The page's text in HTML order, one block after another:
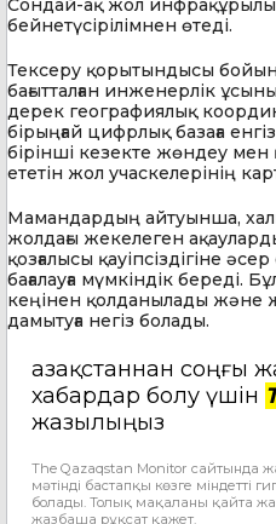
Сондай-ақ жол
бейнетүсірілімнен өтеді.
Тексеру қорытындысы
бағытталған инженерлік
дерек географиялық
бірыңғай цифрлық базаға
бірінші кезекте жөндеу
ететін жол учаскелерінің
Мамандардың айтуынша,
жолдағы жекелеген
қозғалысы қауіпсіздігіне
бағалауға мүмкіндік береді.
кеңінен қолданылады және
дамытуға негіз болады.
Қазақстаннан соңғы
хабардар болу үшін
жазылыңыз
The Qazaqstan Monitor сайтында
мәтінді бастапқы көзге міндетті
болады. Толық мақаланы қайта
жазбаша рұқсат қажет.